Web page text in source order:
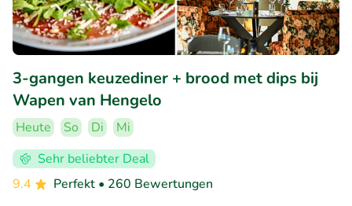
3-gangen keuzediner + brood met dips bij
Wapen van Hengelo
Heute So Di
Mi
Sehr beliebter Deal
9.4
Perfekt • 260 Bewertungen